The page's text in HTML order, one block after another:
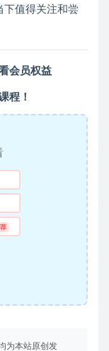
下值得关注和尝
会员权益
程！
为本站原创发